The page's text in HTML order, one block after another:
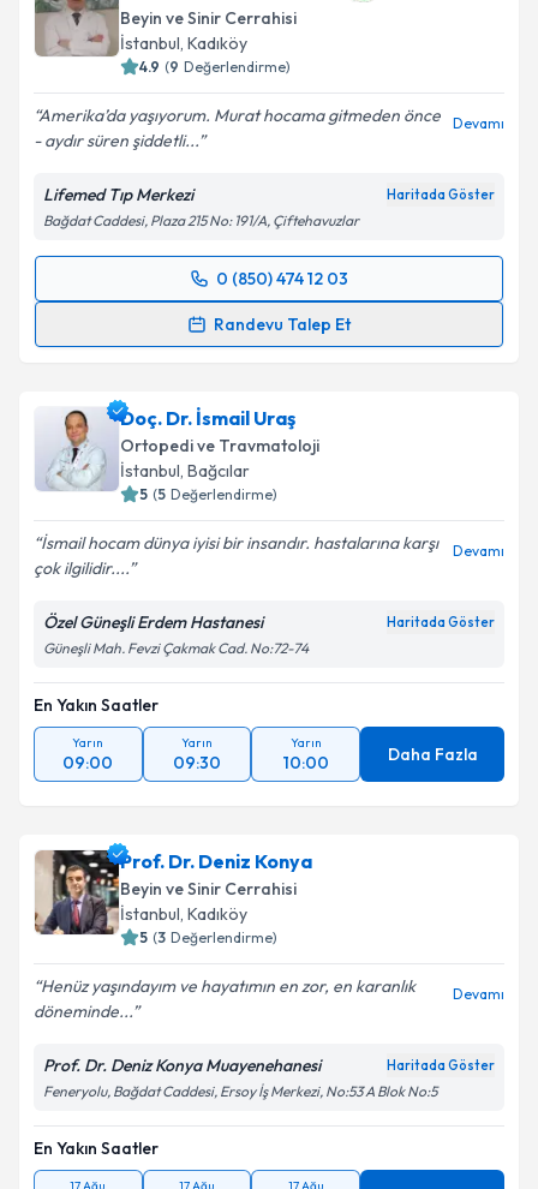
Beyin ve Sinir Cerrahisi
İstanbul, Kadıköy
4.9 (9 Değerlendirme)
Amerika’da yaşıyorum. Murat hocama gitmeden önce
- aydır süren şiddetli...
Devamı
Lifemed Tıp Merkezi Haritada Göster
Bağdat Caddesi, Plaza 215 No: 191/A, Çiftehavuzlar
0 (850) 474 12 03
Randevu Talep Et
Randevu Takvimi Talebi
takvim hazırlandığında e-posta ile bilgilendireceğiz.
E-posta Adresiniz
kapsamda işlenmesini kabul ediyorum.
Doç. Dr. İsmail Uraş
Ortopedi ve Travmatoloji
İstanbul, Bağcılar
5 (5 Değerlendirme)
İsmail hocam dünya iyisi bir insandır. hastalarına karşı
çok ilgilidir....
Devamı
Özel Güneşli Erdem Hastanesi Haritada Göster
Güneşli Mah. Fevzi Çakmak Cad. No:72-74
En Yakın Saatler
Yarın
09:00
Yarın
09:30
Yarın
10:00 Daha Fazla
Prof. Dr. Deniz Konya
Beyin ve Sinir Cerrahisi
İstanbul, Kadıköy
5 (3 Değerlendirme)
Henüz yaşındayım ve hayatımın en zor, en karanlık
döneminde...
Devamı
Prof. Dr. Deniz Konya Muayenehanesi Haritada Göster
Feneryolu, Bağdat Caddesi, Ersoy İş Merkezi, No:53 A Blok No:5
En Yakın Saatler